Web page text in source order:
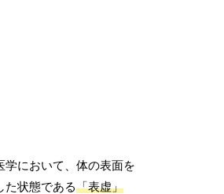
学において、体の表面を
た状態である「表虚」